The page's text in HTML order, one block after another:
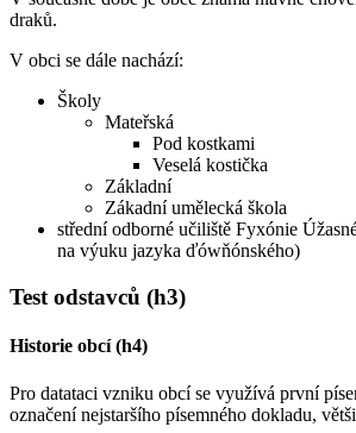
draků.
V obci se dále nachází:
Školy
Mateřská
Pod kostkami
Veselá kostička
Základní
Zákadní umělecká škola
střední odborné učiliště Fyxónie
na výuku jazyka ďówňónského)
Test odstavců (h3)
Historie obcí (h4)
Pro datataci vzniku obcí se využívá první
označení nejstaršího písemného dokladu,